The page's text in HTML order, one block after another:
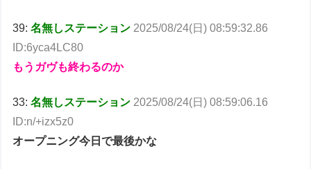
39:名無しステーション 2025/08/24(日) 08:59:32.86
ID:6yca4LC80
もうガヴも終わるのか
33:名無しステーション 2025/08/24(日) 08:59:06.16
ID:n/+izx5z0
オープニング今日で最後かな